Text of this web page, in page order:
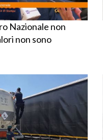
Nazionale non
non sono